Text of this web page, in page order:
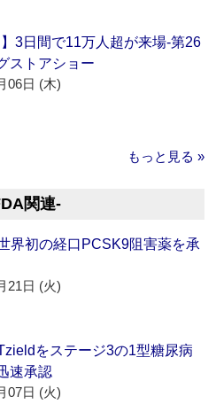
】3日間で11万人超が来場‐第26
ストアショー
06日 (木)
もっと見る »
関連‐
界初の経口PCSK9阻害薬を承
21日 (火)
をステージ3の1型糖尿病
速承認
07日 (火)